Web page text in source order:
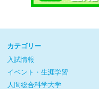
カテゴリー
入試情報
イベント・生涯学習
人間総合科学大学